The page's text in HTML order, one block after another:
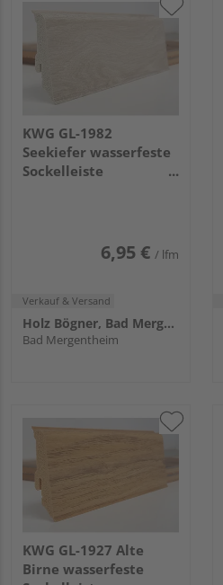
KWG GL-1982
Seekiefer wasserfeste
Sockelleiste
6,95 € / lfm
Verkauf & Versand
Holz Bögner, Bad Mergentheim
Bad Mergentheim
KWG GL-1927 Alte
Birne wasserfeste